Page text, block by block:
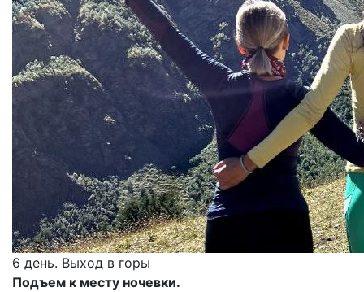
6 день. Выход в горы
Подъем к месту ночевки.